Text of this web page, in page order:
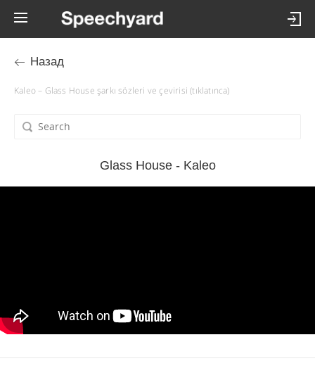
Назад
Kaleo – Glass House şarkı sözleri ve çevirisi (tıklatınca)
Glass House - Kaleo